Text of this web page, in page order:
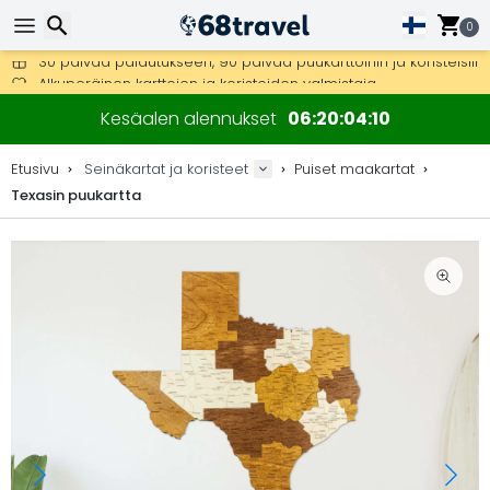
0
Ilmainen toimitus yli 275 € tilauksiin.
Mahdollisuus lähettää DHL Express -lähetyksenä (toimitus 24
30 päivää palautukseen, 90 päivää puukarttoihin ja koristeisiin.
Kesäalen alennukset 06200410
Etusivu Seinäkartat ja koristeet
Puiset maakartat
Texasin puukartta
Etsi